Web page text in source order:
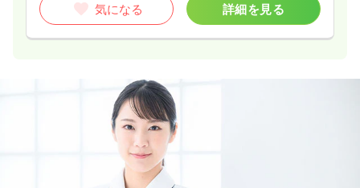
気になる 詳細を見る